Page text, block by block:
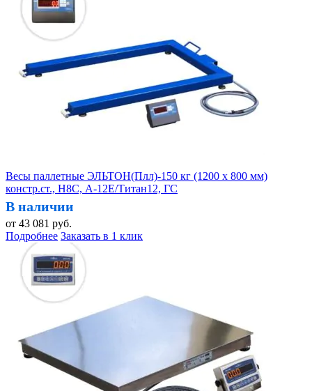
Весы паллетные ЭЛЬТОН(Плл)-150 кг (1200 х 800 мм)
констр.ст., H8C, А-12Е/Титан12, ГС
В наличии
от 43 081 руб.
Подробнее Заказать в 1 клик